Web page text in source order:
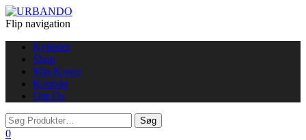
Flip navigation
Nyheder
Shop
Min Konto
Kontakt
Om Os
0